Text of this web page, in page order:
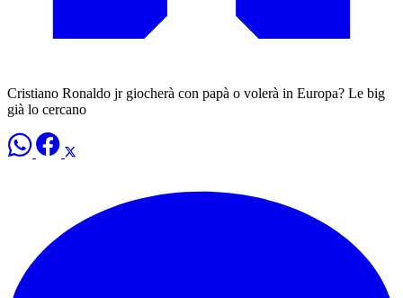
Cristiano Ronaldo jr giocherà con papà o volerà in Europa? Le big
già lo cercano